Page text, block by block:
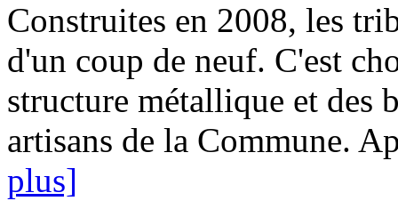
Construites en 2008, les
d'un coup de neuf. C'est
structure métallique et des
artisans de la Commune.
plus]